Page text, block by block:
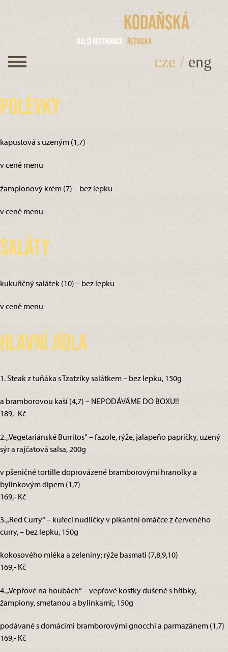
Kodaňská
Další restaurace Řeznická
cze / eng
Polévky
kapustová s uzeným (1,7)
v ceně menu
žampionový krém (7) – bez lepku
v ceně menu
Saláty
kukuřičný salátek (10) – bez lepku
v ceně menu
Hlavní jídla
1. Steak z tuňáka s Tzatziky salátkem – bez lepku, 150g
a bramborovou kaší (4,7) – NEPODÁVÁME DO BOXU!!
189,- Kč
2. „Vegetariánské Burritos“ – fazole, rýže, jalapeňo papričky, uzený
sýr a rajčatová salsa, 200g
v pšeničné tortille doprovázené bramborovými hranolky a
bylinkovým dipem (1,7)
169,- Kč
3. „Red Curry“ – kuřecí nudličky v pikantní omáčce z červeného
curry, – bez lepku, 150g
kokosového mléka a zeleniny; rýže basmati (7,8,9,10)
169,- Kč
4. „Vepřové na houbách“ – vepřové kostky dušené s hříbky,
žampiony, smetanou a bylinkami;, 150g
podávané s domácími bramborovými gnocchi a parmazánem (1,7)
169,- Kč